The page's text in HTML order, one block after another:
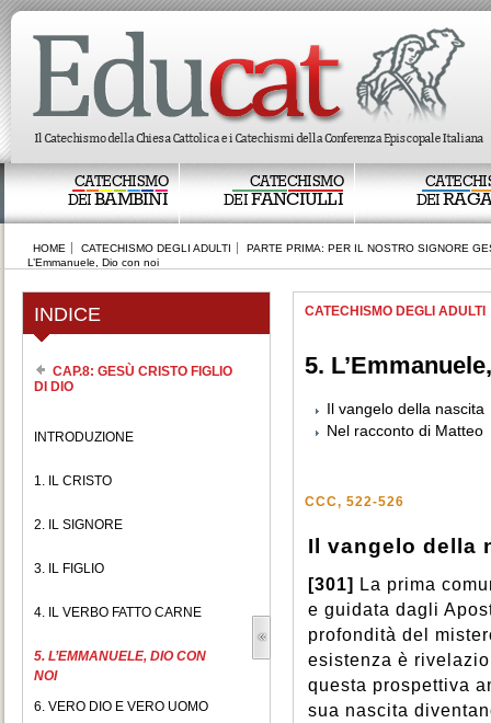
CATECHISMO
DEIBAMBINI
CATECHISMO
DEIFANCIULLI
DEI
HOME CATECHISMO DEGLI ADULTI
PARTE PRIMA: PER IL NOSTRO SIGNORE
L’Emmanuele, Dio con noi
INDICE
CAP.8: GESÙ CRISTO FIGLIO
DI DIO
INTRODUZIONE
1. IL CRISTO
2. IL SIGNORE
3. IL FIGLIO
4. IL VERBO FATTO CARNE
5. L’EMMANUELE, DIO CON
NOI
6. VERO DIO E VERO UOMO
CATECHISMO DEGLI ADULTI
5.
Il vangelo della nascita
Nel racconto di Matteo
CCC, 522-526
Il vangelo della
[301]
La prima
e guidata dagli
profondità del
esistenza è
questa prospettiva
sua nascita